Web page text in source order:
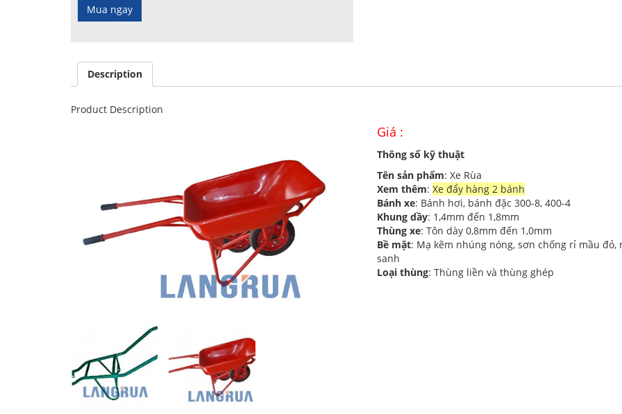
Description
Product Description
Giá :
Thông số kỹ thuật
Tên sản phẩm: Xe Rùa
Xem thêm: Xe đẩy hàng 2 bánh
Bánh xe: Bánh hơi, bánh đặc 300-8, 400-4
Khung dầy: 1,4mm đến 1,8mm
Thùng xe: Tôn dày 0,8mm đến 1,0mm
Bề mặt: Mạ kẽm nhúng nóng, sơn chống rỉ mầu đỏ,
sanh
Loại thùng: Thùng liền và thùng ghép